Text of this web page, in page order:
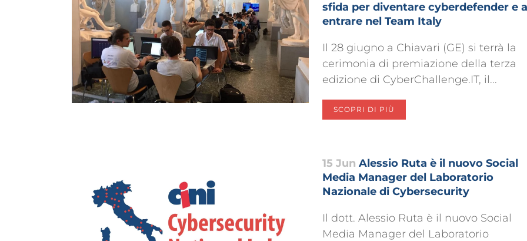
sfida per diventare cyberdefender e a
entrare nel Team Italy
Il 28 giugno a Chiavari (GE) si terrà la
cerimonia di premiazione della terza
edizione di CyberChallenge.IT, il...
SCOPRI DI PIÙ
15 Jun Alessio Ruta è il nuovo Social
Media Manager del Laboratorio
Nazionale di Cybersecurity
Il dott. Alessio Ruta è il nuovo Social
Media Manager del Laboratorio